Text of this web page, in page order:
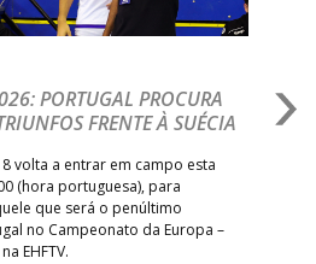
PORTUGAL PROCURA
FRENTE À SUÉCIA
volta a entrar em campo esta
(hora portuguesa), para
que será o penúltimo
no Campeonato da Europa –
EHFTV.